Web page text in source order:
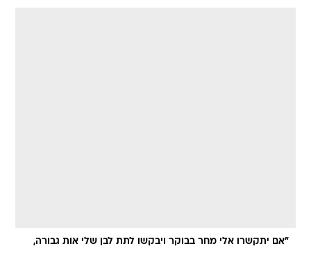
"אם יתקשרו אלי מחר בבוקר ויבקשו לתת לבן שלי אות גבורה,